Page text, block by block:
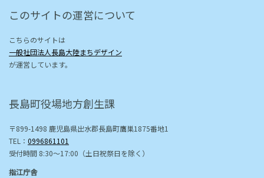
このサイトの運営について
こちらのサイトは
一般社団法人長島大陸まちデザイン
が運営しています。
長島町役場地方創生課
〒899-1498 鹿児島県出水郡長島町鷹巣1875番地1
TEL： 0996861101
受付時間 8:30〜17:00（土日祝祭日を除く）
指江庁舎